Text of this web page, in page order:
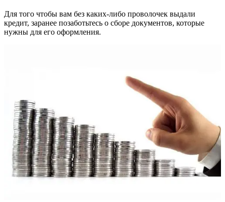
Для того чтобы вам без каких-либо проволочек выдали
кредит, заранее позаботьтесь о сборе документов, которые
нужны для его оформления.